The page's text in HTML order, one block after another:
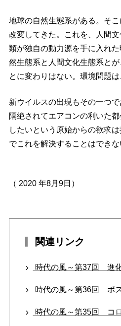
地球の自然生態系がある。そ
改変してきた。これを、人間
類が独自の動力源を手に入れ
然生態系と人間文化生態系と
とに変わりはない。環境問題
新ウイルスの出現もその一つ
隔絶されてエアコンの利いた
したいという原始からの欲求
でこれを解決することはできな
（ 2020 年8月9日）
関連リンク
時代の風～第37回 進
時代の風～第36回 ポ
時代の風～第35回 コ